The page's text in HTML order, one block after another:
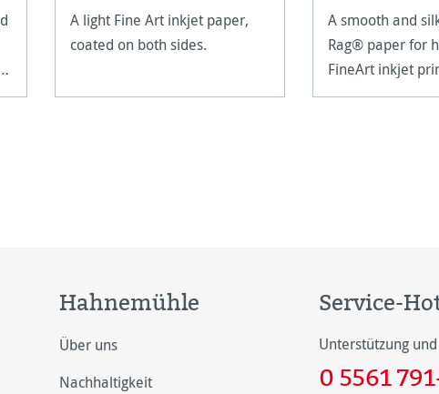
A light Fine Art inkjet paper,
coated on both sides.
A smooth and
Rag® paper for
FineArt inkjet
Hahnemühle
Über uns
Nachhaltigkeit
Service-
Unterstützung
0 5561